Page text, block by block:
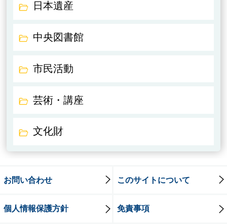
日本遺産
中央図書館
市民活動
芸術・講座
文化財
お問い合わせ このサイトについて
個人情報保護方針 免責事項